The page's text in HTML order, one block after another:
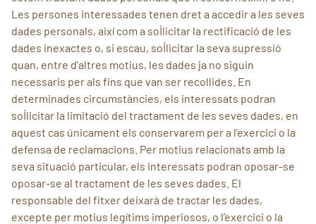
Les persones interessades tenen dret a accedir a les seves
dades personals, així com a sol·licitar la rectificació de les
dades inexactes o, si escau, sol·licitar la seva supressió
quan, entre d’altres motius, les dades ja no siguin
necessaris per als fins que van ser recollides. En
determinades circumstàncies, els interessats podran
sol·licitar la limitació del tractament de les seves dades, en
aquest cas únicament els conservarem per a l’exercici o la
defensa de reclamacions. Per motius relacionats amb la
seva situació particular, els interessats podran oposar-se
oposar-se al tractament de les seves dades. El
responsable del fitxer deixarà de tractar les dades,
excepte per motius legítims imperiosos, o l’exercici o la